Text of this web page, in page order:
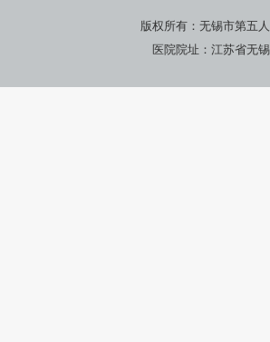
版权所有：无锡市第五
医院院址：江苏省无